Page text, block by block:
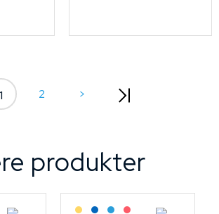
1 2 >
produkter
Kabel Lagerført: Grossist
Lagerført: NEK Kabel
Bestilling: 2-3 uker
På forespørsel